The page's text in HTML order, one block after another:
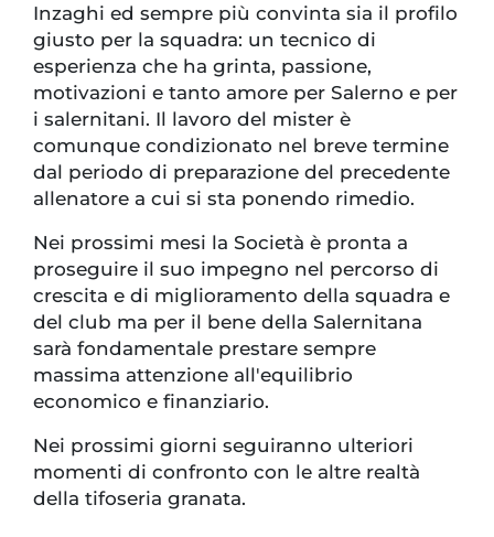
Inzaghi ed sempre più convinta sia il profilo
giusto per la squadra: un tecnico di
esperienza che ha grinta, passione,
motivazioni e tanto amore per Salerno e per
i salernitani. Il lavoro del mister è
comunque condizionato nel breve termine
dal periodo di preparazione del precedente
allenatore a cui si sta ponendo rimedio.
Nei prossimi mesi la Società è pronta a
proseguire il suo impegno nel percorso di
crescita e di miglioramento della squadra e
del club ma per il bene della Salernitana
sarà fondamentale prestare sempre
massima attenzione all'equilibrio
economico e finanziario.
Nei prossimi giorni seguiranno ulteriori
momenti di confronto con le altre realtà
della tifoseria granata.